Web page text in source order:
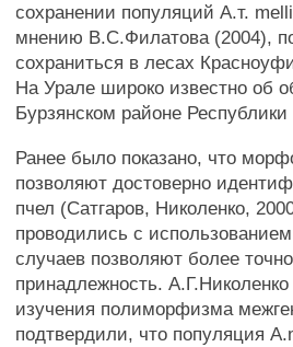
сохранении популяций А.т.
мнению В.С.Филатова (2004),
сохраниться в лесах
На Урале широко известно об
Бурзянском районе
Ранее было показано, что
позволяют достоверно
пчел (Сатгаров, Николенко,
проводились с
случаев позволяют более
принадлежность.
изучения полиморфизма
подтвердили, что популяция